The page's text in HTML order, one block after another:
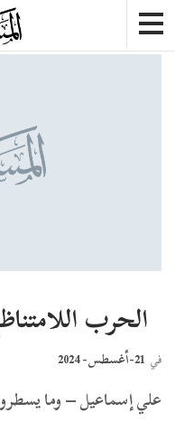
الحرب
في 21-أغسطس- 2024
علي إسماعيل – وما